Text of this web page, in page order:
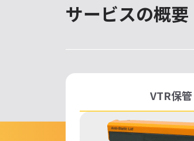
サービスの概要
VTR保管